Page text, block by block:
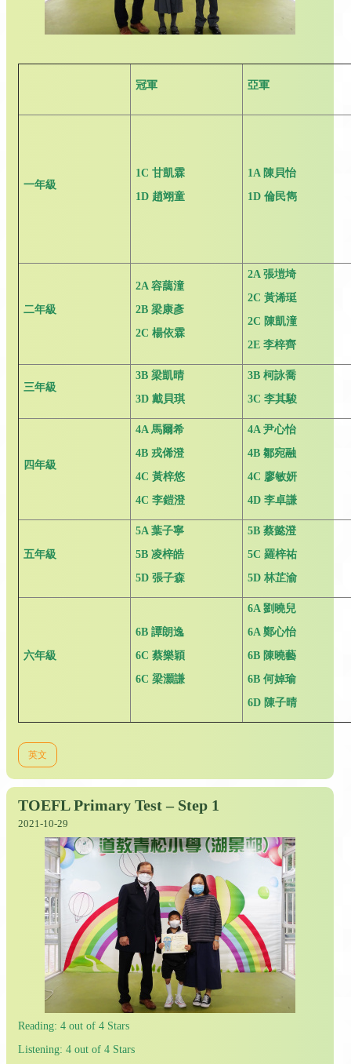
冠軍 亞軍
一年級
1C 甘凱霖
1D 趙翊童
1A 陳貝怡
1D 倫民雋
二年級
2A 容藹潼
2B 梁康彥
2C 楊依霖
2A 張塏埼
2C 黃浠珽
2C 陳凱潼
2E 李梓齊
三年級
3B 梁凱晴
3D 戴貝琪
3B 柯詠喬
3C 李其駿
四年級
4A 馬爾希
4B 戎俙澄
4C 黃梓悠
4C 李鎧澄
4A 尹心怡
4B 鄒宛融
4C 廖敏妍
4D 李卓謙
五年級
5A 葉子寧
5B 凌梓皓
5D 張子森
5B 蔡懿澄
5C 羅梓祐
5D 林芷渝
六年級
6B 譚朗逸
6C 蔡樂穎
6C 梁灝謙
6A 劉曉兒
6A 鄭心怡
6B 陳曉藝
6B 何婥瑜
6D 陳子晴
英文
TOEFL Primary Test – Step 1
2021-10-29
Reading: 4 out of 4 Stars
Listening: 4 out of 4 Stars